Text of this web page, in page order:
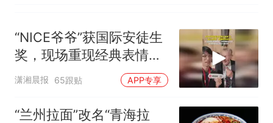
“NICE爷爷”获国际安徒生
奖，现场重现经典表情
包，向中国粉丝问好
潇湘晨报 65跟贴 APP专享
“兰州拉面”改名“青海拉